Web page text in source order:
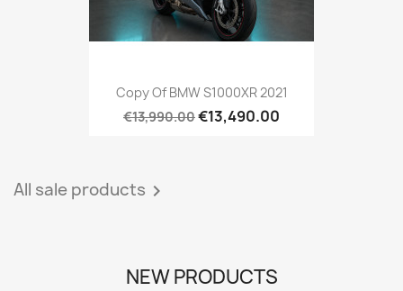
Copy Of BMW S1000XR 2021
€13,990.00€13,490.00
All sale products 
NEW PRODUCTS